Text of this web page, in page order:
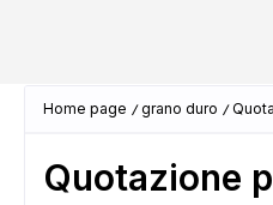
Home page grano duro
Quotazione